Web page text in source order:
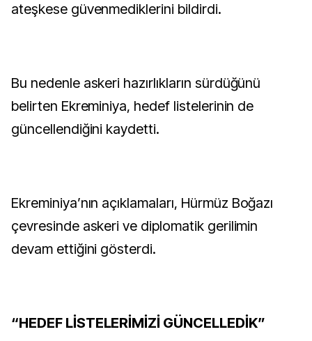
ateşkese güvenmediklerini bildirdi.
Bu nedenle askeri hazırlıkların sürdüğünü
belirten Ekreminiya, hedef listelerinin de
güncellendiğini kaydetti.
Ekreminiya’nın açıklamaları, Hürmüz Boğazı
çevresinde askeri ve diplomatik gerilimin
devam ettiğini gösterdi.
“HEDEF LİSTELERİMİZİ GÜNCELLEDİK”